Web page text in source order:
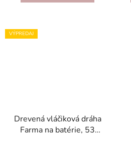
VÝPREDAJ
Drevená vláčiková dráha
Farma na batérie, 53